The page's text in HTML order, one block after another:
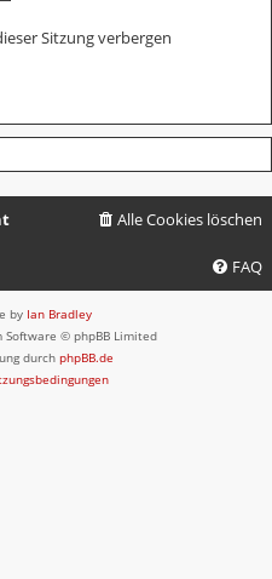
Sitzung verbergen
Alle Cookies löschen
FAQ
by Ian Bradley
Software © phpBB Limited
durch phpBB.de